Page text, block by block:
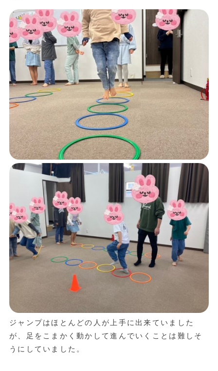
ジャンプはほとんどの人が上手に出来ていました
が、足をこまかく動かして進んでいくことは難しそ
うにしていました。